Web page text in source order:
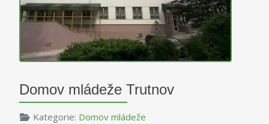
Domov mládeže Trutnov
Kategorie: Domov mládeže